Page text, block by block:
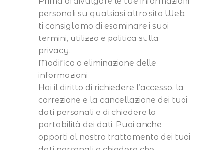
personali su qualsiasi altro sito Web,
ti consigliamo di esaminare i suoi
termini, utilizzo e politica sulla
privacy.
Modifica o eliminazione delle
informazioni
Hai il diritto di richiedere l’accesso, la
correzione e la cancellazione dei tuoi
dati personali e di chiedere la
portabilità dei dati. Puoi anche
opporti al nostro trattamento dei tuoi